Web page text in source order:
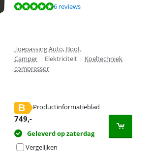
de 10, gebaseerd op 6 reviews.
6 reviews
Toepassing Auto, Boot,
Camper | Elektriciteit | Koeltechniek
compressor
B
Productinformatieblad
749,-
Geleverd op zaterdag
Vergelijken